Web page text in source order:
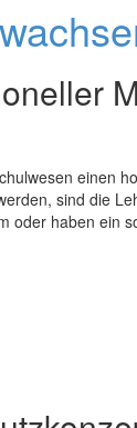
einen
sind die
oder haben ein